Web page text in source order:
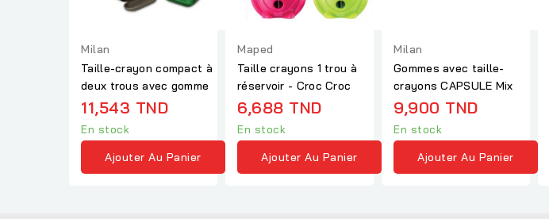
Milan
Taille-crayon compact à
deux trous avec gomme
11,543 TND
En stock
Ajouter Au Panier
Maped
Taille crayons 1 trou à
réservoir - Croc Croc
6,688 TND
En stock
Ajouter Au Panier
Milan
Gommes avec taille-
crayons CAPSULE Mix
9,900 TND
En stock
Ajouter Au Panier